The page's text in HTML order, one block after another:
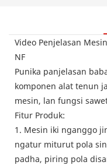
Video Penjelasan
NF
Punika panjelasan
komponen alat tenun
mesin, lan fungsi
Fitur Produk:
1. Mesin iki nganggo
ngatur miturut pola
padha, piring pola